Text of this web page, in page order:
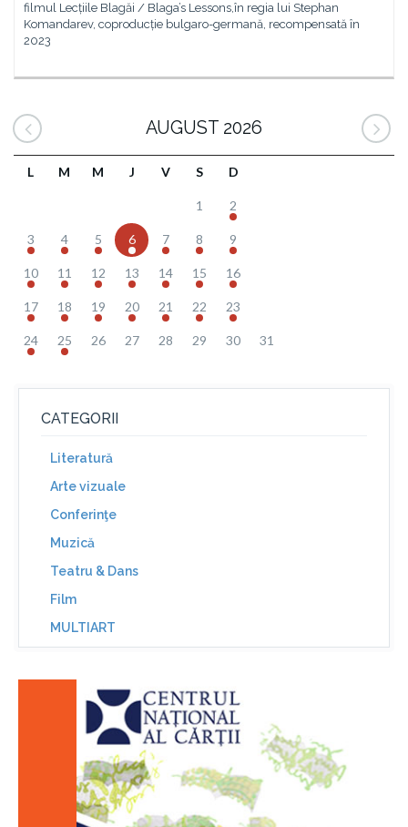
filmul Lecțiile Blagăi / Blaga’s Lessons,în regia lui Stephan
Komandarev, coproducție bulgaro-germană, recompensată în
2023
AUGUST 2026
L M M J V S D
1 2
3 4 5 6 7 8 9
10 11 12 13 14 15 16
17 18 19 20 21 22 23
24 25 26 27 28 29 30 31
CATEGORII
Literatură
Arte vizuale
Conferinţe
Muzică
Teatru & Dans
Film
MULTIART